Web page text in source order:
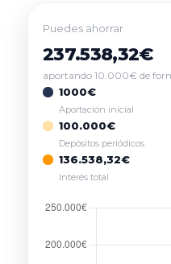
Puedes ahorrar
237.538,32€
aportando 10.000€ de
1000€
Aportación inicial
100.000€
Depósitos periódicos
136.538,32€
Interés total